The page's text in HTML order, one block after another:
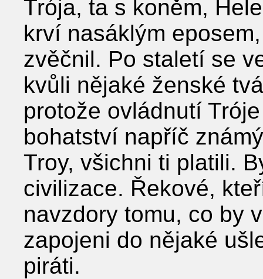
Trója, ta s koněm,
krví nasáklým
zvěčnil. Po staletí se
kvůli nějaké ženské
protože ovládnutí
bohatství napříč
Troy, všichni ti platili.
civilizace. Řekové,
navzdory tomu, co by
zapojeni do nějaké
piráti.